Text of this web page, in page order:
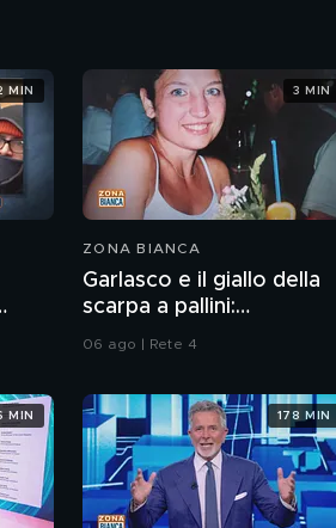
di
MIN
ZONA BIANCA
Garlasco e il giallo della
scarpa a pallini:
compatibile col piede di
06 ago | Rete 4
3 MIN
MIN 178 MIN